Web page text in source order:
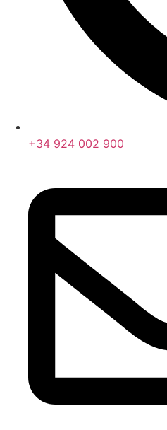
+34 924 002 900